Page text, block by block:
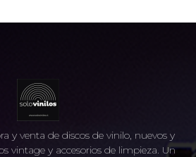
y venta de discos de vinilo, nuevos y
vintage y accesorios de limpieza. Un